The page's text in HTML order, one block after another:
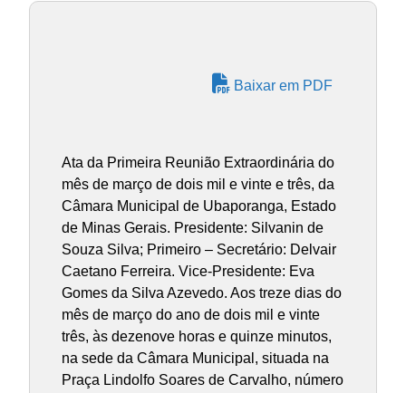
Baixar em PDF
Ata da Primeira Reunião Extraordinária do
mês de março de dois mil e vinte e três, da
Câmara Municipal de Ubaporanga, Estado
de Minas Gerais. Presidente: Silvanin de
Souza Silva; Primeiro – Secretário: Delvair
Caetano Ferreira. Vice-Presidente: Eva
Gomes da Silva Azevedo. Aos treze dias do
mês de março do ano de dois mil e vinte
três, às dezenove horas e quinze minutos,
na sede da Câmara Municipal, situada na
Praça Lindolfo Soares de Carvalho, número